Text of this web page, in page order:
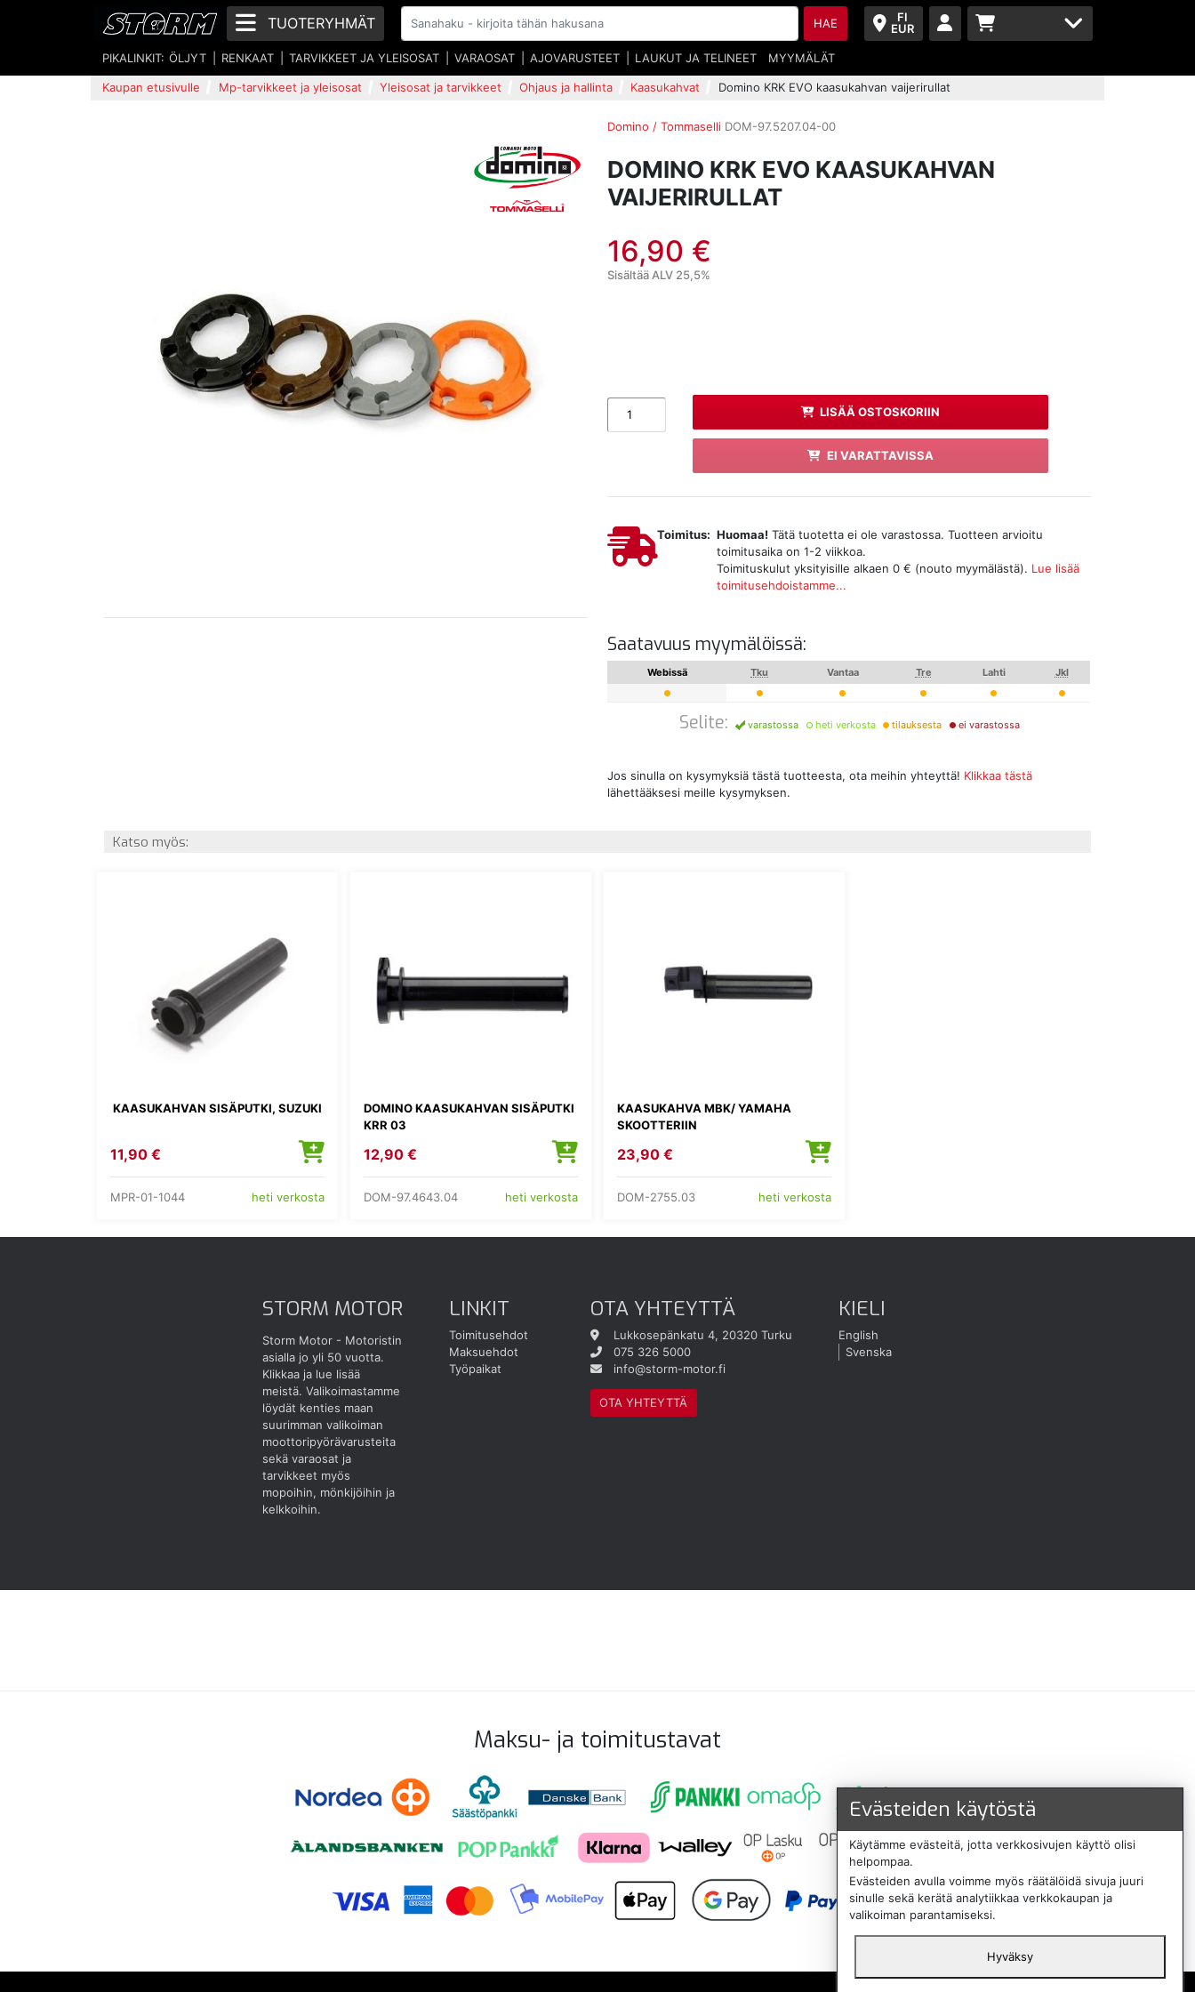
FI
EUR
TUOTERYHMÄT HAE
PIKALINKIT: ÖLJYT RENKAAT TARVIKKEET JA YLEISOSAT VARAOSAT AJOVARUSTEET LAUKUT JA TELINEET MYYMÄLÄT
Kaupan etusivulle Mp-tarvikkeet ja yleisosat Yleisosat ja tarvikkeet Ohjaus ja hallinta Kaasukahvat Domino KRK EVO kaasukahvan vaijerirullat
Domino / Tommaselli DOM-97.5207.04-00
DOMINO KRK EVO KAASUKAHVAN
VAIJERIRULLAT
16,90 €
Sisältää ALV 25,5%
LISÄÄ OSTOSKORIIN
EI VARATTAVISSA
Toimitus: Huomaa! Tätä tuotetta ei ole varastossa. Tuotteen arvioitu
toimitusaika on 1-2 viikkoa.
Toimituskulut yksityisille alkaen 0 € (nouto myymälästä). Lue lisää
toimitusehdoistamme...
Saatavuus myymälöissä:
Webissä Tku Vantaa Tre Lahti Jkl
Selite: varastossa heti verkosta tilauksesta ei varastossa
Jos sinulla on kysymyksiä tästä tuotteesta, ota meihin yhteyttä! Klikkaa tästä
lähettääksesi meille kysymyksen.
Katso myös:
KAASUKAHVAN SISÄPUTKI, SUZUKI
11,90 €
MPR-01-1044 heti verkosta
DOMINO KAASUKAHVAN SISÄPUTKI
KRR 03
12,90 €
DOM-97.4643.04 heti verkosta
KAASUKAHVA MBK/ YAMAHA
SKOOTTERIIN
23,90 €
DOM-2755.03 heti verkosta
STORM MOTOR
Storm Motor - Motoristin
asialla jo yli 50 vuotta.
Klikkaa ja lue lisää
meistä. Valikoimastamme
löydät kenties maan
suurimman valikoiman
moottoripyörävarusteita
sekä varaosat ja
tarvikkeet myös
mopoihin, mönkijöihin ja
kelkkoihin.
LINKIT
Toimitusehdot
Maksuehdot
Työpaikat
OTA YHTEYTTÄ
Lukkosepänkatu 4, 20320 Turku
075 326 5000
info@storm-motor.fi
OTA YHTEYTTÄ
KIELI
English
Svenska
Maksu- ja toimitustavat
Evästeiden käytöstä
Käytämme evästeitä, jotta verkkosivujen käyttö olisi
helpompaa.
Evästeiden avulla voimme myös räätälöidä sivuja juuri
sinulle sekä kerätä analytiikkaa verkkokaupan ja
valikoiman parantamiseksi.
Hyväksy